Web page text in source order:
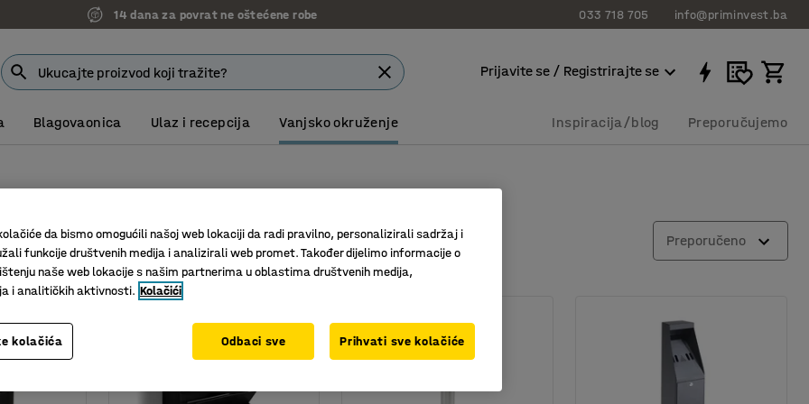
14 dana za povrat ne oštećene robe 033 718 705 info@priminvest.ba
Prijavite se / Registrirajte se
Blagovaonica Ulaz i recepcija Vanjsko okruženje Inspiracija/blog Preporučujemo
Visina Dubina Materijal Težina Preporučeno
da bismo omogućili našoj web lokaciji da radi pravilno, personalizirali sadržaj i
funkcije društvenih medija i analizirali web promet. Također dijelimo informacije o
naše web lokacije s našim partnerima u oblastima društvenih medija,
i analitičkih aktivnosti. Kolačići
kolačića Odbaci sve Prihvati sve kolačiće